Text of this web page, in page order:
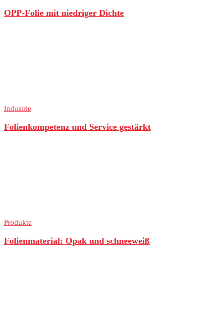
OPP-Folie mit niedriger Dichte
Industrie
Folienkompetenz und Service gestärkt
Produkte
Folienmaterial: Opak und schneeweiß